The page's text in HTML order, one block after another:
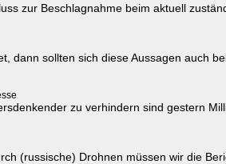
zur Beschlagnahme beim aktuell
sollten sich diese Aussagen auch
zu verhindern sind gestern
(russische) Drohnen müssen wir die